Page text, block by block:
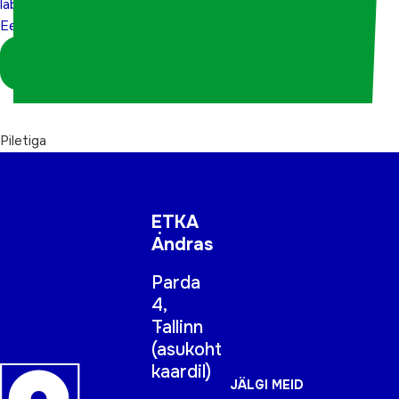
läbi
Eestita?”
Piletiga
ETKA
Andras
Parda
4,
Tallinn
(asukoht
kaardil)
JÄLGI MEID